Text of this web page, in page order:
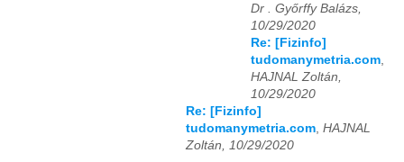
Dr . Győrffy Balázs,
10/29/2020
Re: [Fizinfo]
tudomanymetria.com,
HAJNAL Zoltán,
10/29/2020
Re: [Fizinfo]
tudomanymetria.com, HAJNAL
Zoltán, 10/29/2020